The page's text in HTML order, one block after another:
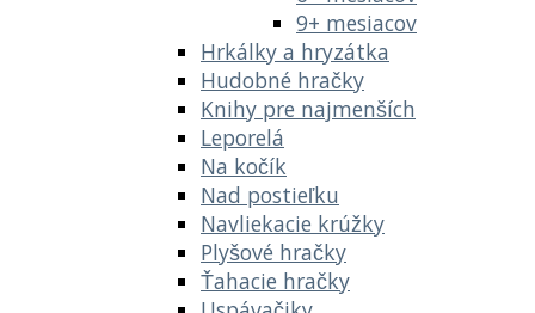
9+ mesiacov
Hrkálky a hryzátka
Hudobné hračky
Knihy pre najmenších
Leporelá
Na kočík
Nad postieľku
Navliekacie krúžky
Plyšové hračky
Ťahacie hračky